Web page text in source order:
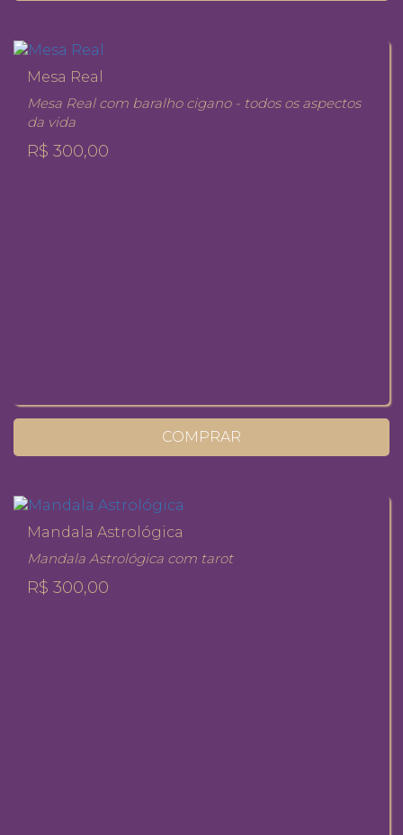
Mesa Real
Mesa Real com baralho cigano - todos os aspectos
da vida
R$ 300,00
COMPRAR
Mandala Astrológica
Mandala Astrológica com tarot
R$ 300,00